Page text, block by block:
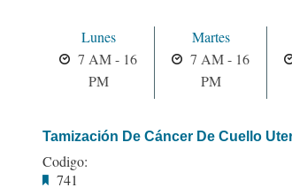
Lunes
7 AM - 16
PM
Martes
7 AM - 16
PM
Tamización De Cáncer De Cuello
Codigo:
741